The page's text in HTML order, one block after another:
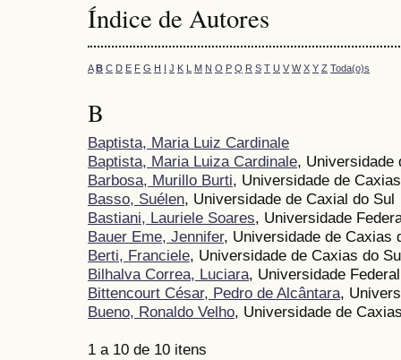
Índice de Autores
A B C D E F G H I J K L M N O P Q R S T U V W X Y Z Toda(o)s
B
Baptista, Maria Luiz Cardinale
Baptista, Maria Luiza Cardinale, Universidade
Barbosa, Murillo Burti, Universidade de
Basso, Suélen, Universidade de Caxial do Sul
Bastiani, Lauriele Soares, Universidade
Bauer Eme, Jennifer, Universidade de Caxias
Berti, Franciele, Universidade de Caxias do
Bilhalva Correa, Luciara, Universidade
Bittencourt César, Pedro de Alcântara,
Bueno, Ronaldo Velho, Universidade de
1 a 10 de 10 itens